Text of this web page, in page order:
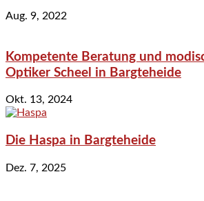
Aug. 9, 2022
Kompetente Beratung und
Optiker Scheel in Bargteheide
Okt. 13, 2024
Die Haspa in Bargteheide
Dez. 7, 2025